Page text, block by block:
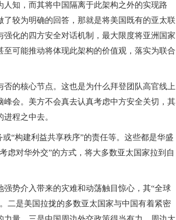
知，而其将中国隔离于此架构之外的实现路
较为明确的回答，那就是将美国既有的亚太联
化的四方安全对话机制，最大限度将亚洲国家
可能推动将体现此架构的价值观，落实为联合
的核心节点。这也是为什么拜登团队高官线上
会。美方不会真去认真考虑中方安全关切，其
程之中去。
“构建利益共享秩序”的责任等。这些都是华盛
虑对华外交”的方式，将大多数亚太国家拉到自
势介入带来的灾难和动荡触目惊心，其“全球
二是美国拉拢的多数亚太国家与中国有着紧密